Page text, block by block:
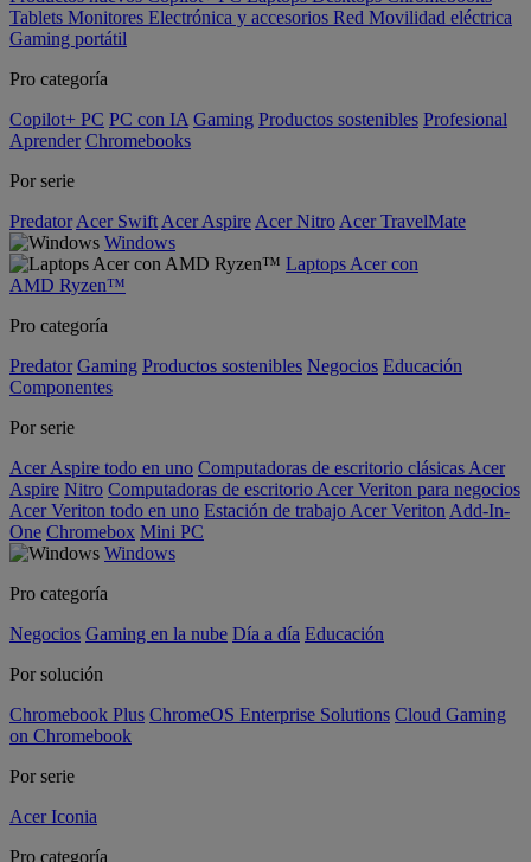
Tablets Monitores Electrónica y accesorios Red Movilidad eléctrica
Gaming portátil
Pro categoría
Copilot+ PC PC con IA Gaming Productos sostenibles Profesional
Aprender Chromebooks
Por serie
Predator Acer Swift Acer Aspire Acer Nitro Acer TravelMate
Windows
Laptops Acer con
AMD Ryzen™
Pro categoría
Predator Gaming Productos sostenibles Negocios Educación
Componentes
Por serie
Acer Aspire todo en uno Computadoras de escritorio clásicas Acer
Aspire Nitro Computadoras de escritorio Acer Veriton para negocios
Acer Veriton todo en uno Estación de trabajo Acer Veriton Add-In-
One Chromebox Mini PC
Windows
Pro categoría
Negocios Gaming en la nube Día a día Educación
Por solución
Chromebook Plus ChromeOS Enterprise Solutions Cloud Gaming
on Chromebook
Por serie
Acer Iconia
Pro categoría